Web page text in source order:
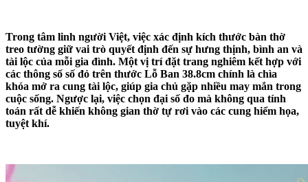
Trong tâm linh người Việt, việc xác định kích thước bàn thờ
treo tường giữ vai trò quyết định đến sự hưng thịnh, bình an và
tài lộc của mỗi gia đình. Một vị trí đặt trang nghiêm kết hợp với
các thông số số đỏ trên thước Lỗ Ban 38.8cm chính là chìa
khóa mở ra cung tài lộc, giúp gia chủ gặp nhiều may mắn trong
cuộc sống. Ngược lại, việc chọn đại số đo mà không qua tính
toán rất dễ khiến không gian thờ tự rơi vào các cung hiểm họa,
tuyệt khí.